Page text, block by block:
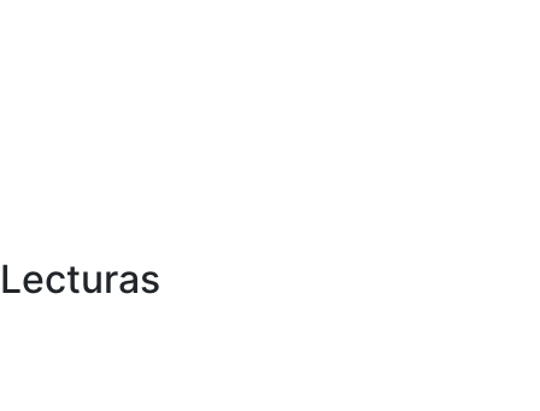
Lecturas